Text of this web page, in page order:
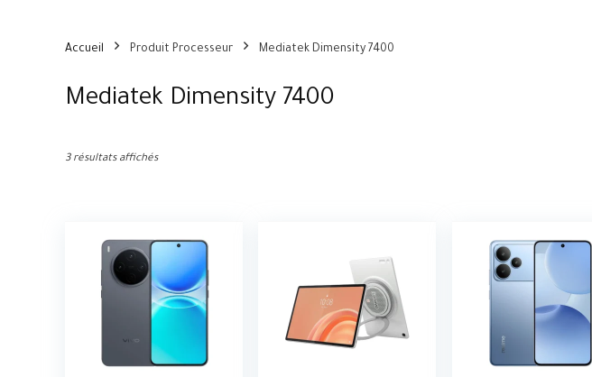
Accueil Produit Processeur Mediatek Dimensity 7400
Mediatek Dimensity 7400
3 résultats affichés